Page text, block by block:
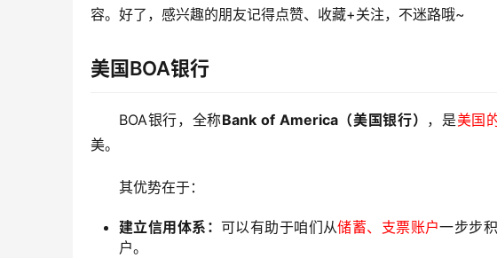
容。好了，感兴趣的朋友记得点赞、收藏+关注，不迷路哦~
美国BOA银行
BOA银行，全称Bank of America（美国银行） ，是美国
美。
其优势在于：
建立信用体系： 可以有助于咱们从储蓄、支票账户一步步
户。